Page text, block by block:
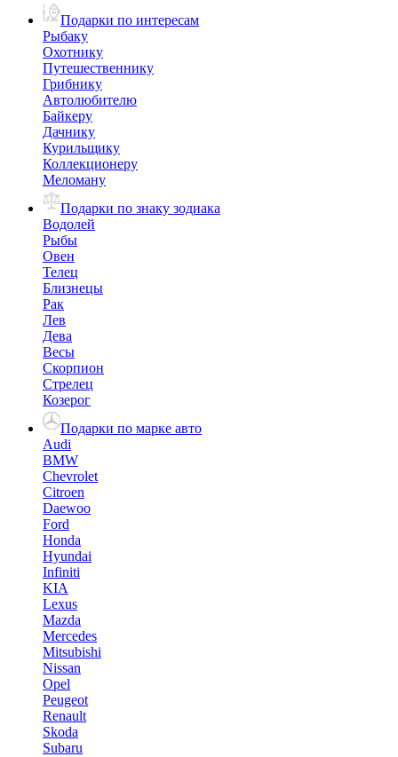
Подарки по интересам
Рыбаку
Охотнику
Путешественнику
Грибнику
Автолюбителю
Байкеру
Дачнику
Курильщику
Коллекционеру
Меломану
Подарки по знаку зодиака
Водолей
Рыбы
Овен
Телец
Близнецы
Рак
Лев
Дева
Весы
Скорпион
Стрелец
Козерог
Подарки по марке авто
Audi
BMW
Chevrolet
Citroen
Daewoo
Ford
Honda
Hyundai
Infiniti
KIA
Lexus
Mazda
Mercedes
Mitsubishi
Nissan
Opel
Peugeot
Renault
Skoda
Subaru